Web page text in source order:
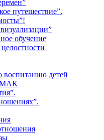
путешествие”.
обучение
воспитанию детей
МАК